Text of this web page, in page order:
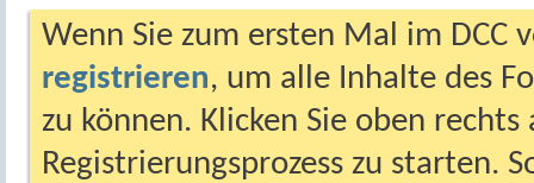
Wenn Sie zum ersten Mal im DCC
registrieren, um alle Inhalte des
zu können. Klicken Sie oben
Registrierungsprozess zu starten.